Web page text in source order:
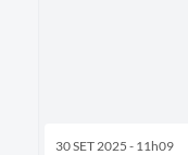
30 SET 2025 - 11h09